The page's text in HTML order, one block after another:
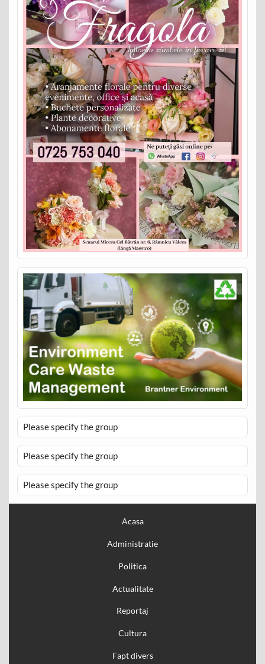
Please specify the group
Please specify the group
Please specify the group
Acasa
Administratie
Politica
Actualitate
Reportaj
Cultura
Fapt divers